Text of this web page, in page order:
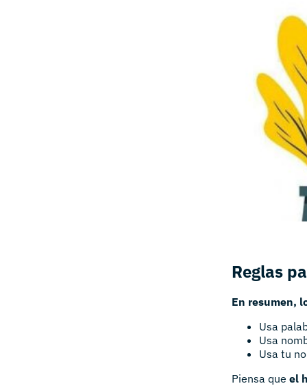
Reglas
En resumen,
Usa
Usa
Usa tu
Piensa que el